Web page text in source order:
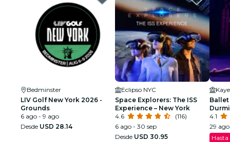
Bedminster
LIV Golf New York 2026 -
Grounds
6 ago - 9 ago
Desde USD 28.14
Eclipso NYC
Space Explorers: The ISS
Experience – New York
4.6
(116)
6 ago - 30 sep
Desde USD 30.95
Ballet
4.1
29
Hasta